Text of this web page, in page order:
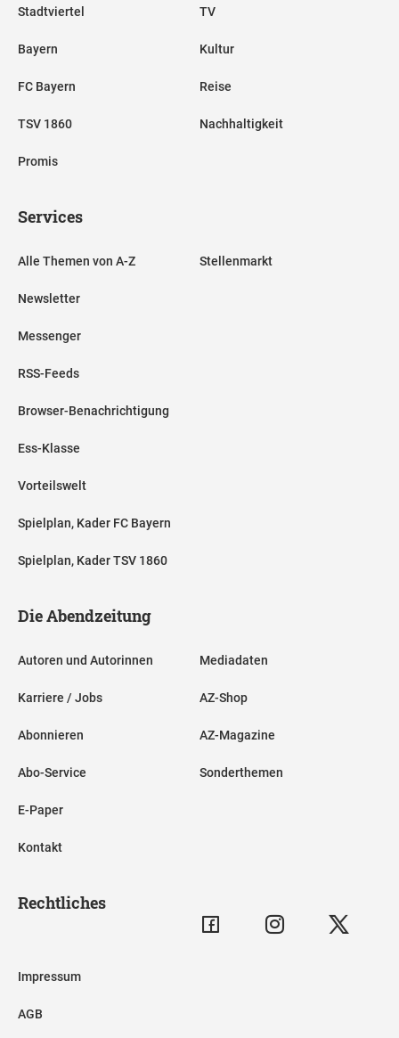
Stadtviertel
Bayern
FC Bayern
TSV 1860
Promis
TV
Kultur
Reise
Nachhaltigkeit
Services
Alle Themen von A-Z
Newsletter
Messenger
RSS-Feeds
Browser-Benachrichtigung
Ess-Klasse
Vorteilswelt
Spielplan, Kader FC Bayern
Spielplan, Kader TSV 1860
Stellenmarkt
Die Abendzeitung
Autoren und Autorinnen
Karriere / Jobs
Abonnieren
Abo-Service
E-Paper
Kontakt
Mediadaten
AZ-Shop
AZ-Magazine
Sonderthemen
Rechtliches
Impressum
AGB